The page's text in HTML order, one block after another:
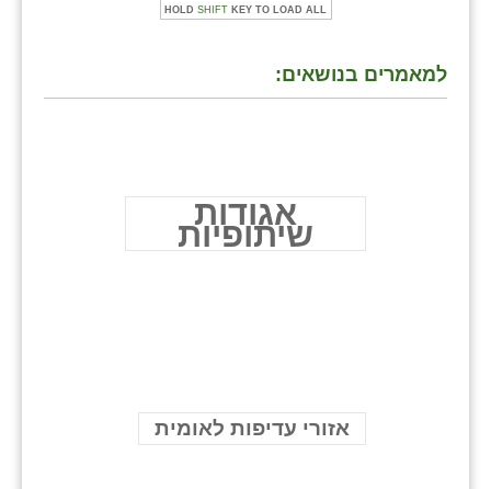
HOLD SHIFT KEY TO LOAD ALL
למאמרים בנושאים:
אגודות
שיתופיות
אזורי עדיפות לאומית